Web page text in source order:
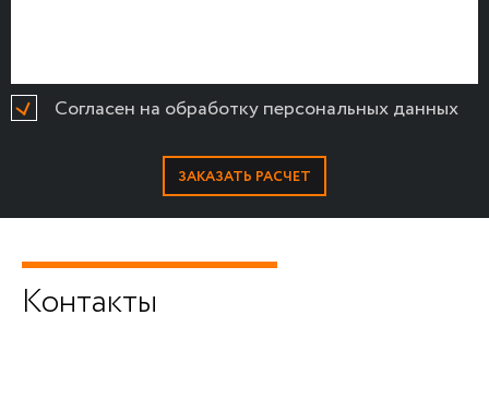
Согласен на обработку персональных данных
Контакты